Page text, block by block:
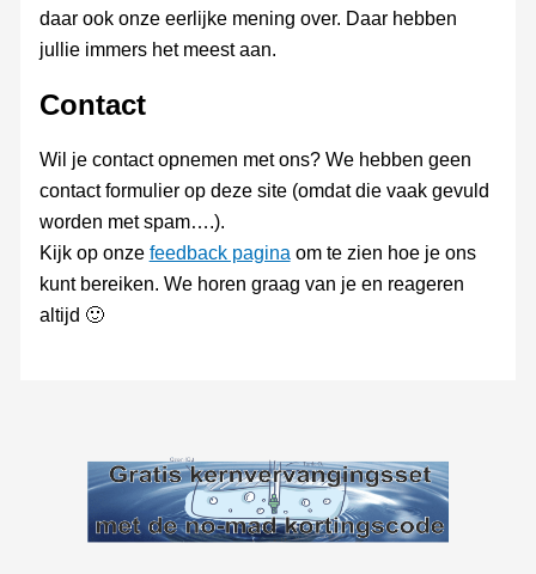
daar ook onze eerlijke mening over. Daar hebben
jullie immers het meest aan.
Contact
Wil je contact opnemen met ons? We hebben geen
contact formulier op deze site (omdat die vaak gevuld
worden met spam….).
Kijk op onze feedback pagina om te zien hoe je ons
kunt bereiken. We horen graag van je en reageren
altijd 🙂